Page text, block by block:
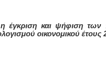
η έγκριση και ψήφιση
οικονομικού έτους